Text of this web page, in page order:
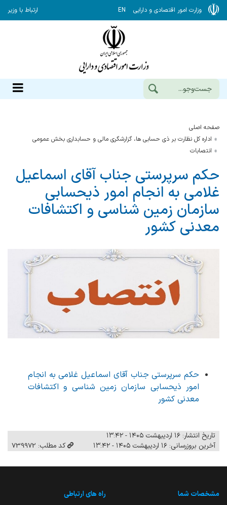
وزارت امور اقتصادی و دارایی EN ارتباط با وزیر
صفحه اصلی
اداره کل نظارت بر ذی حسابی ها، گزارشگری مالی و حسابداری بخش عمومی
انتصابات
حکم سرپرستی جناب آقای اسماعیل
غلامی به انجام امور ذیحسابی
سازمان زمین شناسی و اکتشافات
معدنی کشور
حکم سرپرستی جناب آقای اسماعیل غلامی به انجام
امور ذیحسابی سازمان زمین شناسی و اکتشافات
معدنی کشور
تاریخ انتشار: ۱۶ اردیبهشت ۱۴۰۵ - ۱۳:۴۲
آخرین بروزرسانی: ۱۶ اردیبهشت ۱۴۰۵ - ۱۳:۴۲
کد مطلب: 739972
مشخصات شما راه های ارتباطی